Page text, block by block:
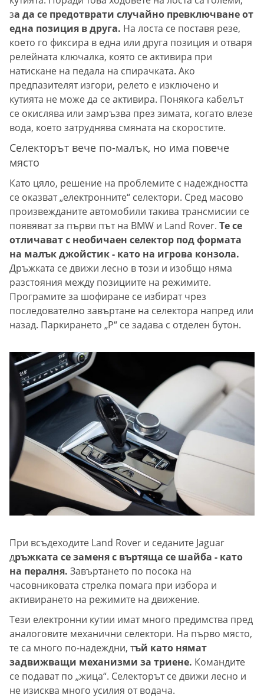
за да се предотврати случайно превключване от
една позиция в друга. На лоста се поставя резе,
което го фиксира в една или друга позиция и отваря
релейната ключалка, която се активира при
натискане на педала на спирачката. Ако
предпазителят изгори, релето е изключено и
кутията не може да се активира. Понякога кабелът
се окислява или замръзва през зимата, когато влезе
вода, което затруднява смяната на скоростите.
Селекторът вече по-малък, но има повече
място
Като цяло, решение на проблемите с надеждността
се оказват „електронните“ селектори. Сред масово
произвежданите автомобили такива трансмисии се
появяват за първи път на BMW и Land Rover. Те се
отличават с необичаен селектор под формата
на малък джойстик - като на игрова конзола.
Дръжката се движи лесно в този и изобщо няма
разстояния между позициите на режимите.
Програмите за шофиране се избират чрез
последователно завъртане на селектора напред или
назад. Паркирането „P“ се задава с отделен бутон.
При всъдеходите Land Rover и седаните Jaguar
дръжката се заменя с въртяща се шайба - като
на пералня. Завъртането по посока на
часовниковата стрелка помага при избора и
активирането на режимите на движение.
Тези електронни кутии имат много предимства пред
аналоговите механични селектори. На първо място,
те са много по-надеждни, тъй като нямат
задвижващи механизми за триене. Командите
се подават по „жица“. Селекторът се движи лесно и
не изисква много усилия от водача.